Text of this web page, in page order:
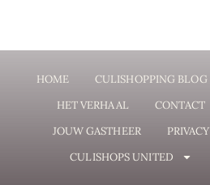
HOME
CULISHOPPING BLOG
HET VERHAAL
CONTACT
JOUW GASTHEER
PRIVACY
CULISHOPS UNITED